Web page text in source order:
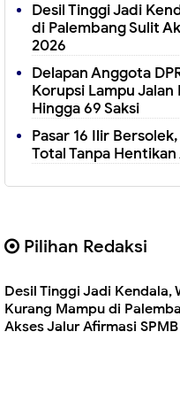
Desil Tinggi Jadi
di Palembang Sulit
2026
Delapan Anggota
Korupsi Lampu
Hingga 69 Saksi
Pasar 16 Ilir
Total Tanpa
Pilihan Redaksi
Desil Tinggi Jadi Kendala,
Kurang Mampu di
Akses Jalur Afirmasi